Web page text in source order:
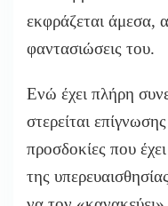
εκφράζεται άμεσα,
φαντασιώσεις του.
Ενώ έχει πλήρη
στερείται
προσδοκίες που
της